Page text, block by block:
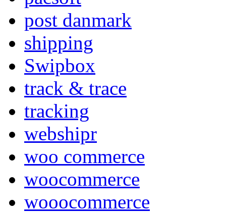
post danmark
shipping
Swipbox
track & trace
tracking
webshipr
woo commerce
woocommerce
wooocommerce